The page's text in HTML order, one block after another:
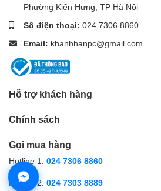
Phường Kiến Hưng, TP Hà Nội
Số điện thoại: 024 7306 8860
Email: khanhhanpc@gmail.com
Hỗ trợ khách hàng
Chính sách
Gọi mua hàng
Hotline 1: 024 7306 8860
Hotline 2: 024 7303 8889